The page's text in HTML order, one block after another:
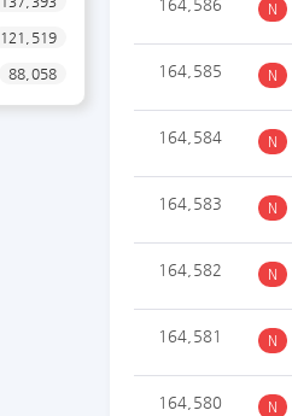
121,519
88,058
164,586 N
164,585 N
164,584 N
164,583 N
164,582 N
164,581 N
164,580 N